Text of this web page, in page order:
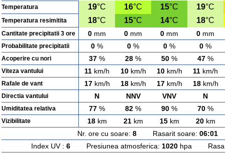
Temperatura 19°C 16°C 15°C 19°C
Temperatura resimitita 18°C 15°C 14°C 18°C
Cantitate precipitatii 3 ore 0 mm 0 mm 0 mm 0 mm
Probabilitate precipitatii 0 % 0 % 0 % 0 %
Acoperire cu nori 37 % 28 % 50 % 47 %
Viteza vantului 11 km/h 10km/h 10km/h 11 km/h
Rafale de vant 17km/h 18km/h 17km/h 18km/h
Directia vantului N NNV VNV N
Umiditatea relativa 77 % 82 % 90 % 70 %
Vizibilitate 18km 21km 15km 20km
Nr. ore cu soare: 8Rasarit soare: 06:01
Index UV : 6Presiunea atmosferica: 1020hpa